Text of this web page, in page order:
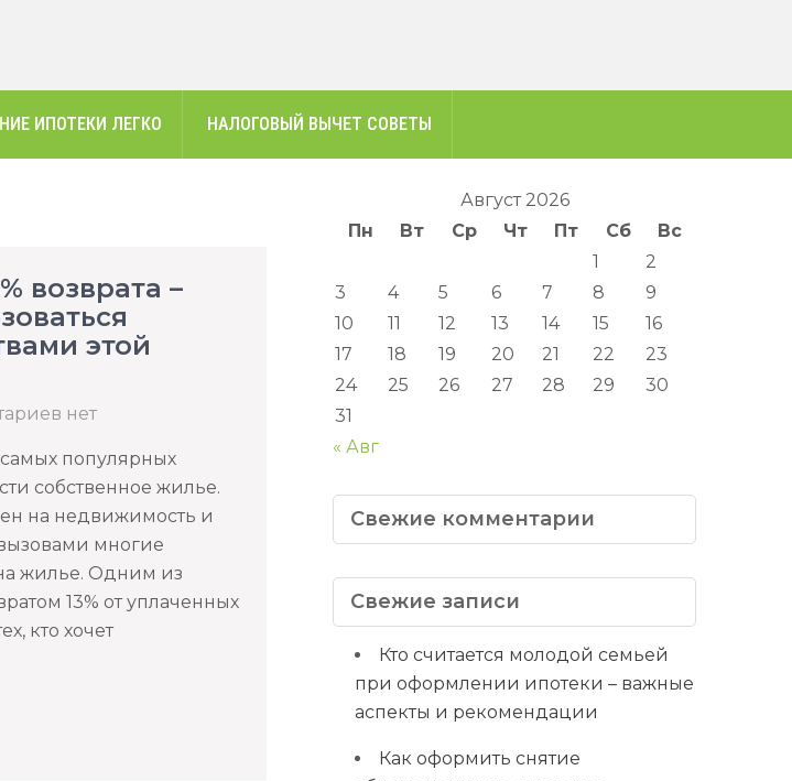
ИПОТЕКИ ЛЕГКО НАЛОГОВЫЙ ВЫЧЕТ СОВЕТЫ
возврата –
этой
нет
популярных
собственное жилье.
на недвижимость и
многие
жилье. Одним из
13% от уплаченных
кто хочет
Август 2026
Пн
Вт Ср Чт Пт Сб
Вс
1
2
3
4 5 6 7 8
9
10
11 12 13 14 15
16
17
18 19 20 21 22
23
24
25 26 27 28 29
30
31
« Авг
Свежие комментарии
Свежие записи
Кто считается молодой семьей
при оформлении ипотеки – важные
аспекты и рекомендации
Как оформить снятие